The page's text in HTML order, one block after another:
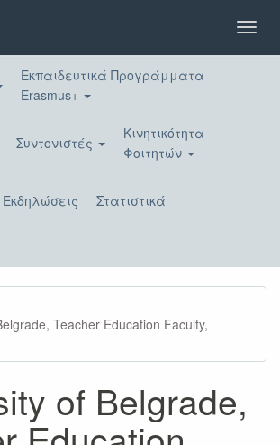
Εκπαιδευτικά Προγράμματα
Erasmus+
Συντονιστές
Κινητικότητα
Φοιτητών
Εκδηλώσεις Στατιστικά
Teacher Education Faculty,
of Belgrade,